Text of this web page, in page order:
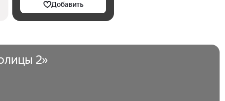
Добавить
2»